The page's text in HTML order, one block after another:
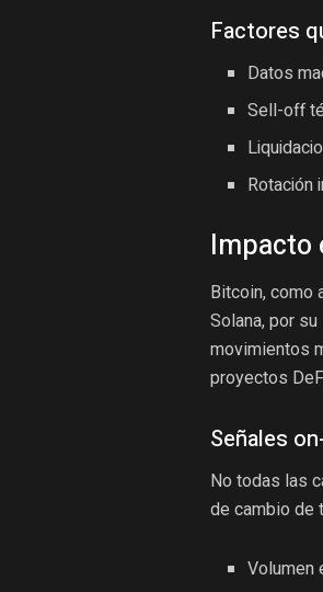
Factores
Datos
Sell-off
Rotación
Impacto
Bitcoin, como
Solana, por
movimientos
proyectos
Señales
No todas las
de cambio de
Volumen